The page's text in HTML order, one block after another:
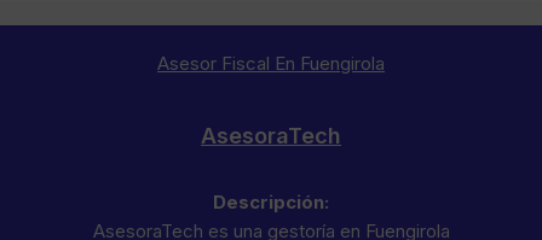
Asesor Fiscal En Fuengirola
AsesoraTech
Descripción:
AsesoraTech es una gestoría en Fuengirola